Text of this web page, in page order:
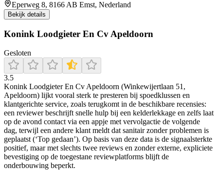
Eperweg 8, 8166 AB Emst, Nederland
Bekijk details
Konink Loodgieter En Cv Apeldoorn
Gesloten
3.5
Konink Loodgieter En Cv Apeldoorn (Winkewijertlaan 51,
Apeldoorn) lijkt vooral sterk te presteren bij spoedklussen en
klantgerichte service, zoals terugkomt in de beschikbare recensies:
een reviewer beschrijft snelle hulp bij een kelderlekkage en zelfs laat
op de avond contact via een appje met vervolgactie de volgende
dag, terwijl een andere klant meldt dat sanitair zonder problemen is
geplaatst (‘Top gedaan’). Op basis van deze data is de signaalsterkte
positief, maar met slechts twee reviews en zonder externe, expliciete
bevestiging op de toegestane reviewplatforms blijft de
onderbouwing beperkt.